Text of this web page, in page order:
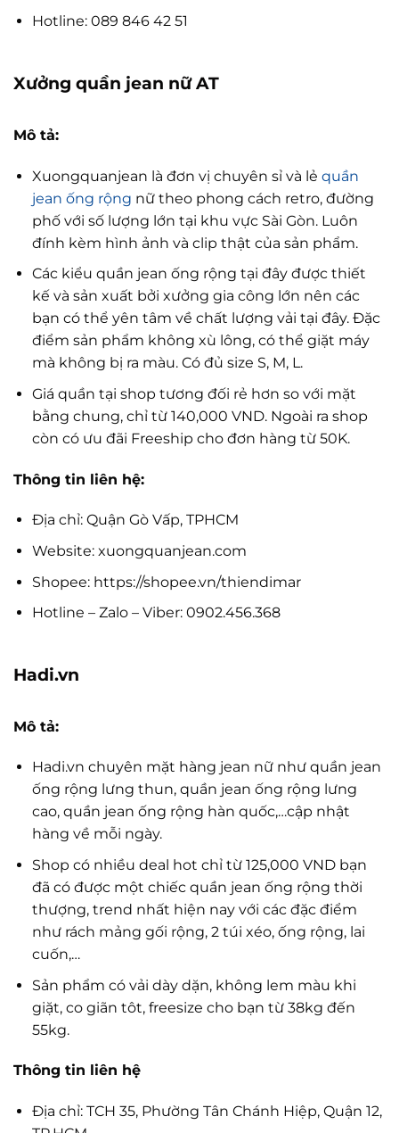
Hotline: 089 846 42 51
Xưởng quần jean nữ AT
Mô tả:
Xuongquanjean là đơn vị chuyên sỉ và lẻ quần
jean ống rộng nữ theo phong cách retro, đường
phố với số lượng lớn tại khu vực Sài Gòn. Luôn
đính kèm hình ảnh và clip thật của sản phẩm.
Các kiểu quần jean ống rộng tại đây được thiết
kế và sản xuất bởi xưởng gia công lớn nên các
bạn có thể yên tâm về chất lượng vải tại đây. Đặc
điểm sản phẩm không xù lông, có thể giặt máy
mà không bị ra màu. Có đủ size S, M, L.
Giá quần tại shop tương đối rẻ hơn so với mặt
bằng chung, chỉ từ 140,000 VND. Ngoài ra shop
còn có ưu đãi Freeship cho đơn hàng từ 50K.
Thông tin liên hệ:
Địa chỉ: Quận Gò Vấp, TPHCM
Website: xuongquanjean.com
Shopee: https://shopee.vn/thiendimar
Hotline – Zalo – Viber: 0902.456.368
Hadi.vn
Mô tả:
Hadi.vn chuyên mặt hàng jean nữ như quần jean
ống rộng lưng thun, quần jean ống rộng lưng
cao, quần jean ống rộng hàn quốc,…cập nhật
hàng về mỗi ngày.
Shop có nhiều deal hot chỉ từ 125,000 VND bạn
đã có được một chiếc quần jean ống rộng thời
thượng, trend nhất hiện nay với các đặc điểm
như rách mảng gối rộng, 2 túi xéo, ống rộng, lai
cuốn,…
Sản phẩm có vải dày dặn, không lem màu khi
giặt, co giãn tôt, freesize cho bạn từ 38kg đến
55kg.
Thông tin liên hệ
Địa chỉ: TCH 35, Phường Tân Chánh Hiệp, Quận 12,